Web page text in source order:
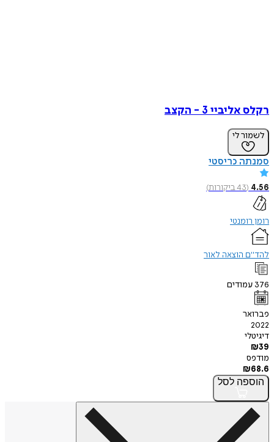
רקלס אליביי 3 - הקצב
לשמור לי
סמנתה כריסטי
4.56
(
43ביקורות)
רומן רומנטי
להד"ם הוצאה לאור
376 עמודים
פברואר
2022
דיגיטלי
₪39
מודפס
₪68.6
הוספה לסל